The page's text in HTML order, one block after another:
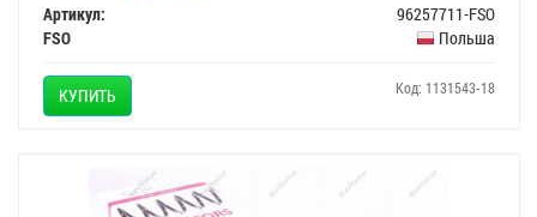
Артикул:
96257711-FSO
FSO
Польша
КУПИТЬ Код: 1131543-18